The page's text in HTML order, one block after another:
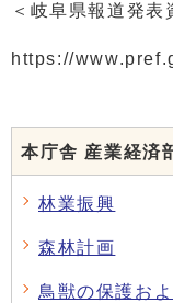
＜岐阜県報道発表
https://
本庁舎 産業経済
林業振興
森林計画
鳥獣の保護お